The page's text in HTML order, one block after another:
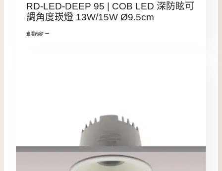
RD-LED-DEEP 95 | COB LED 深防眩可
調角度崁燈 13W/15W Ø9.5cm
查看內容